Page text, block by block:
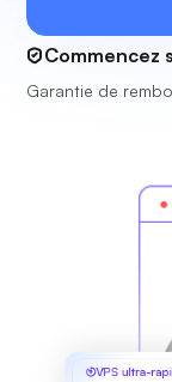
Commencez
Garantie de
VPS ultra-